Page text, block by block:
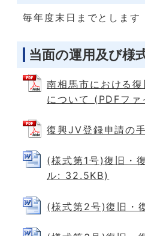
毎年度末日までとします
当面の運用及び様
南相馬市における
について (PDFファ
復興JV登録申請の
(様式第1号)復旧・
ル: 32.5KB)
(様式第2号)復旧・